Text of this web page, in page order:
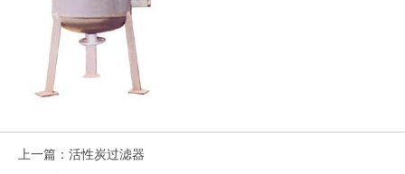
上一篇： 活性炭过滤器